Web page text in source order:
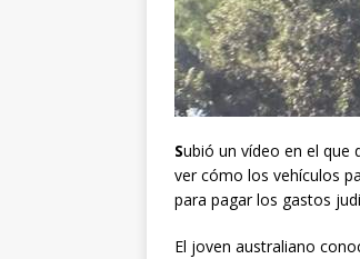
Subió un vídeo en el que
ver cómo los vehículos
para pagar los gastos
El joven australiano